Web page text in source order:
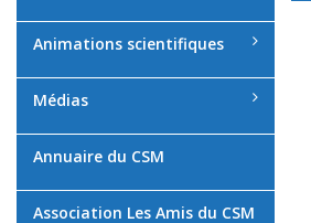
Animations scientifiques
Médias
Annuaire du CSM
Association Les Amis du CSM